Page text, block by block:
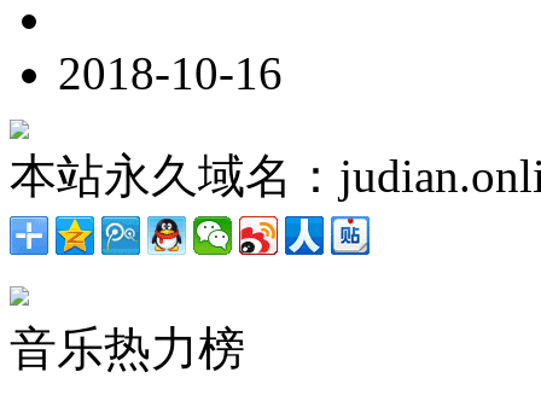
2018-10-16
本站永久域名：
音乐热力榜